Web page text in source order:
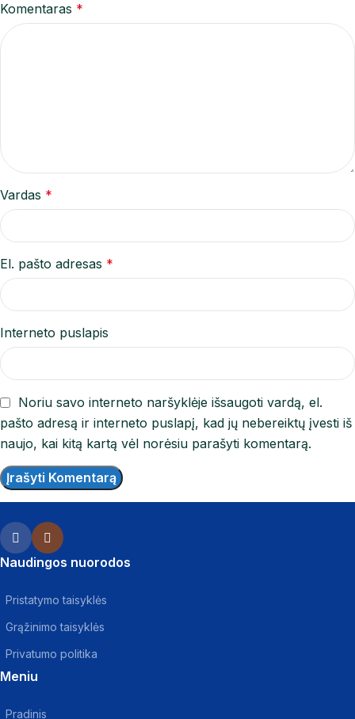
Komentaras *
Vardas *
El. pašto adresas *
Interneto puslapis
Noriu savo interneto naršyklėje išsaugoti vardą, el.
pašto adresą ir interneto puslapį, kad jų nebereiktų įvesti iš
naujo, kai kitą kartą vėl norėsiu parašyti komentarą.
Naudingos nuorodos
Pristatymo taisyklės
Grąžinimo taisyklės
Privatumo politika
Meniu
Pradinis